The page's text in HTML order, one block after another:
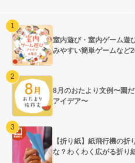
室内遊び・室内ゲーム遊
みやすい簡単ゲームなど
8月のおたより文例〜園
アイデア〜
【折り紙】紙飛行機の
な？わくわく広がる折り